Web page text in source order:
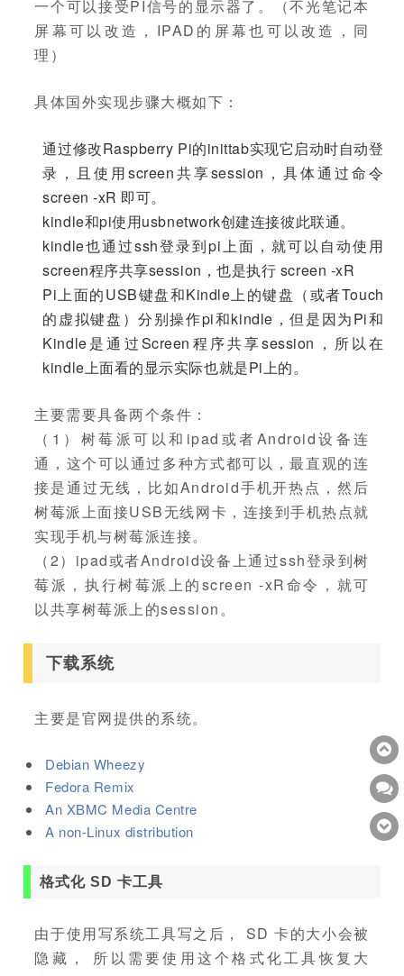
一个可以接受PI信号的显示器了。（不光笔记本
屏幕可以改造，IPAD的屏幕也可以改造，同
理）
具体国外实现步骤大概如下：
通过修改Raspberry Pi的inittab实现它启动时自动登
录，且使用screen共享session，具体通过命令
screen -xR 即可。
kindle和pi使用usbnetwork创建连接彼此联通。
kindle也通过ssh登录到pi上面，就可以自动使用
screen程序共享session，也是执行 screen -xR
Pi上面的USB键盘和Kindle上的键盘（或者Touch
的虚拟键盘）分别操作pi和kindle，但是因为Pi和
Kindle是通过Screen程序共享session，所以在
kindle上面看的显示实际也就是Pi上的。
主要需要具备两个条件：
（1）树莓派可以和ipad或者Android设备连
通，这个可以通过多种方式都可以，最直观的连
接是通过无线，比如Android手机开热点，然后
树莓派上面接USB无线网卡，连接到手机热点就
实现手机与树莓派连接。
（2）ipad或者Android设备上通过ssh登录到树
莓派，执行树莓派上的screen -xR命令，就可
以共享树莓派上的session。
下载系统
主要是官网提供的系统。
Debian Wheezy
Fedora Remix
An XBMC Media Centre
A non-Linux distribution
格式化 SD 卡工具
由于使用写系统工具写之后， SD 卡的大小会被
隐藏， 所以需要使用这个格式化工具恢复大